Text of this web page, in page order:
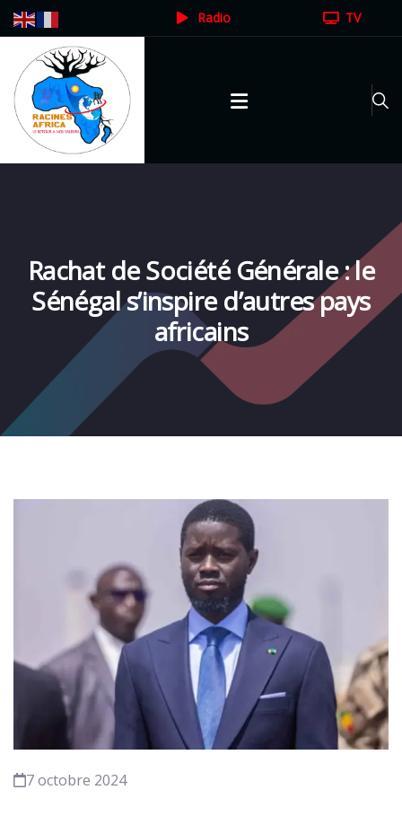
Radio TV
Rachat de Société Générale : le
Sénégal s’inspire d’autres pays
africains
7 octobre 2024